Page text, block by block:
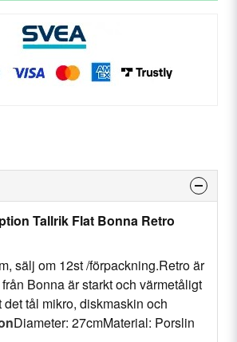
Tallrik Flat Bonna Retro
sälj om 12st /förpackning.Retro är
Bonna är starkt och värmetåligt
tål mikro, diskmaskin och
Diameter: 27cmMaterial: Porslin